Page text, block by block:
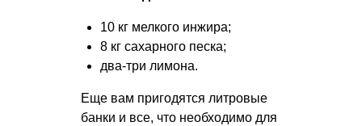
10 кг мелкого инжира;
8 кг сахарного песка;
два-три лимона.
Еще вам пригодятся литровые
банки и все, что необходимо для